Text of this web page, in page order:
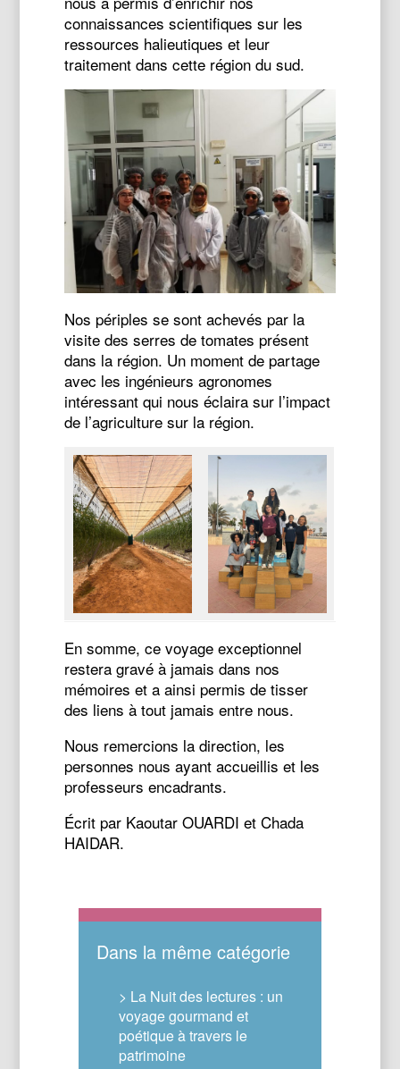
connaissances scientifiques sur les
ressources halieutiques et leur
traitement dans cette région du sud.
Nos périples se sont achevés par la
visite des serres de tomates présent
dans la région. Un moment de partage
avec les ingénieurs agronomes
intéressant qui nous éclaira sur l’impact
de l’agriculture sur la région.
En somme, ce voyage exceptionnel
restera gravé à jamais dans nos
mémoires et a ainsi permis de tisser
des liens à tout jamais entre nous.
Nous remercions la direction, les
personnes nous ayant accueillis et les
professeurs encadrants.
Écrit par Kaoutar OUARDI et Chada
HAIDAR.
Dans la même catégorie
> La Nuit des lectures : un
voyage gourmand et
poétique à travers le
patrimoine